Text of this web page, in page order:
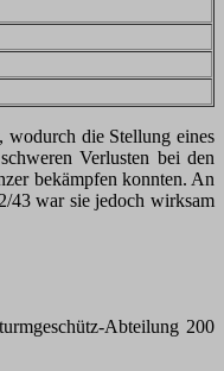
wodurch die Stellung eines
Verlusten bei den
bekämpfen konnten. An
43 war sie jedoch wirksam
Abteilung 200